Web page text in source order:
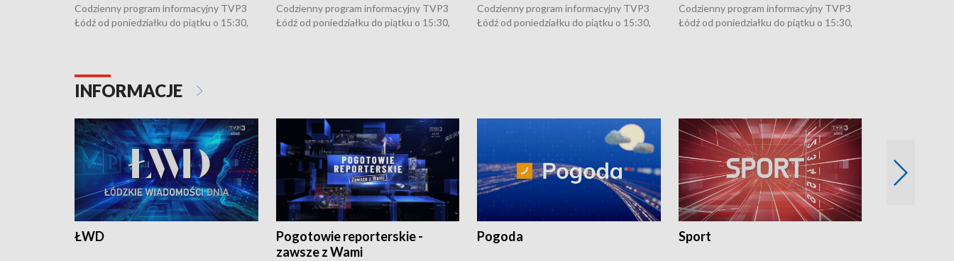
Codzienny program informacyjny TVP3
Łódź od poniedziałku do piątku o 15:30,
Codzienny program informacyjny TVP3
Łódź od poniedziałku do piątku o 15:30,
Codzienny program informacyjny TVP3
Łódź od poniedziałku do piątku o 15:30,
Codzienny program informacyjny TVP3
Łódź od poniedziałku do piątku o 15:30,
INFORMACJE
ŁWD
Pogotowie reporterskie -
zawsze z Wami
Pogoda Sport